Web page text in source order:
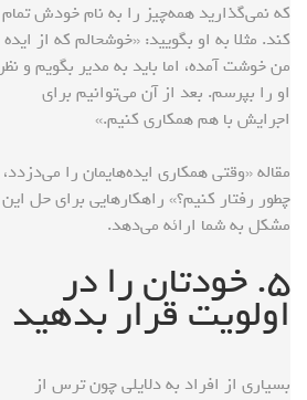
که نمی‌گذارید همه‌چیز را به نام خودش تمام
کند. مثلا به او بگویید: «خوشحالم که از ایده
من خوشت آمده، اما باید به مدیر بگویم و نظر
او را بپرسم. بعد از آن می‌توانیم برای
اجرایش با هم همکاری کنیم.»
مقاله «وقتی همکاری ایده‌هایمان را می‌دزدد،
چطور رفتار کنیم؟» راهکارهایی برای حل این
مشکل به شما ارائه می‌دهد.
۵. خودتان را در
اولویت قرار بدهید
بسیاری از افراد به دلایلی چون ترس از